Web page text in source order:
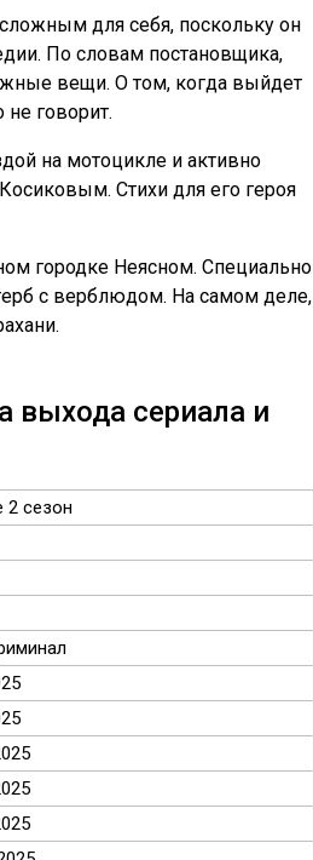
для себя, поскольку он
По словам постановщика,
вещи. О том, когда выйдет
не говорит.
на мотоцикле и активно
Стихи для его героя
городке Неясном. Специально
с верблюдом. На самом деле,
выхода сериала и
2 сезон